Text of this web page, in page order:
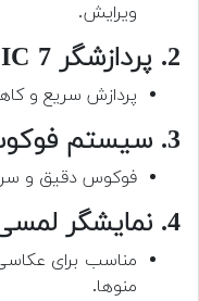
ویرایش.
2. پردازشگر DIGIC 7
پردازش سریع و
3. سیستم فوکوس خودکار Dual Pixel
فوکوس دقیق و
4. نمایشگر لمسی و چرخان 3 اینچی
مناسب برای
منوها.